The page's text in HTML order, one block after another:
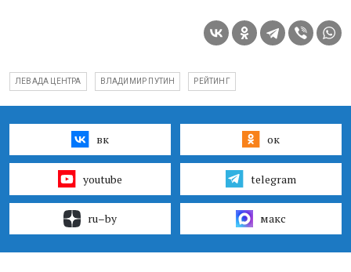
ЛЕВАДА ЦЕНТРА ВЛАДИМИР ПУТИН РЕЙТИНГ
вк ок
youtube telegram
ru–by макс